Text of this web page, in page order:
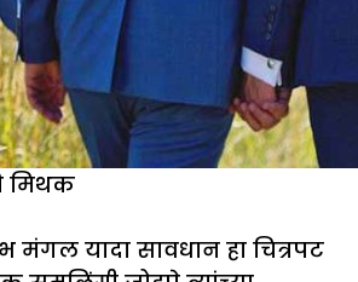
मिथक
मंगल ‍‍यादा सावधान हा चित्रपट